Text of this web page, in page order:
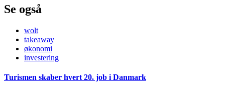
Se også
wolt
takeaway
økonomi
investering
Turismen skaber hvert 20. job i Danmark